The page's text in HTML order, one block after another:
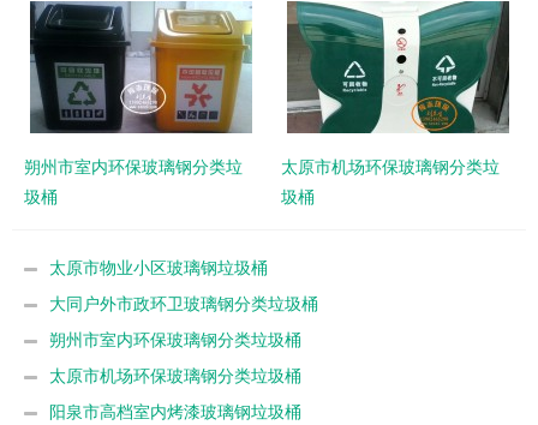
朔州市室内环保玻璃钢分类垃
圾桶
太原市机场环保玻璃钢分类垃
圾桶
太原市物业小区玻璃钢垃圾桶
大同户外市政环卫玻璃钢分类垃圾桶
朔州市室内环保玻璃钢分类垃圾桶
太原市机场环保玻璃钢分类垃圾桶
阳泉市高档室内烤漆玻璃钢垃圾桶